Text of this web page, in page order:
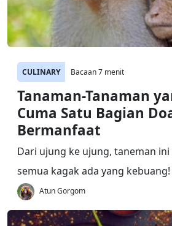
CULINARY Bacaan 7 menit
Tanaman-Tanaman
Cuma Satu Bagian
Bermanfaat
Dari ujung ke ujung, taneman ini
semua kagak ada yang kebuang!
Atun Gorgom